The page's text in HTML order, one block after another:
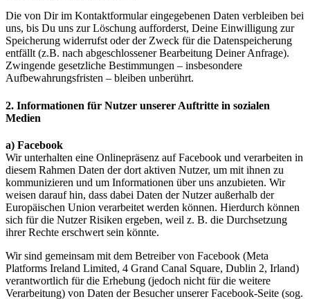
Die von Dir im Kontaktformular eingegebenen Daten verbleiben bei
uns, bis Du uns zur Löschung aufforderst, Deine Einwilligung zur
Speicherung widerrufst oder der Zweck für die Datenspeicherung
entfällt (z.B. nach abgeschlossener Bearbeitung Deiner Anfrage).
Zwingende gesetzliche Bestimmungen – insbesondere
Aufbewahrungsfristen – bleiben unberührt.
2. Informationen für Nutzer unserer Auftritte in sozialen
Medien
a) Facebook
Wir unterhalten eine Onlinepräsenz auf Facebook und verarbeiten in
diesem Rahmen Daten der dort aktiven Nutzer, um mit ihnen zu
kommunizieren und um Informationen über uns anzubieten. Wir
weisen darauf hin, dass dabei Daten der Nutzer außerhalb der
Europäischen Union verarbeitet werden können. Hierdurch können
sich für die Nutzer Risiken ergeben, weil z. B. die Durchsetzung
ihrer Rechte erschwert sein könnte.
Wir sind gemeinsam mit dem Betreiber von Facebook (Meta
Platforms Ireland Limited, 4 Grand Canal Square, Dublin 2, Irland)
verantwortlich für die Erhebung (jedoch nicht für die weitere
Verarbeitung) von Daten der Besucher unserer Facebook-Seite (sog.